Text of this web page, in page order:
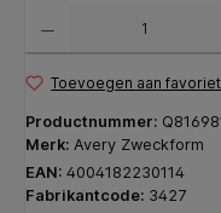
Toevoegen aan
Productnummer:
Merk: Avery Zweckform
EAN: 4004182230114
Fabrikantcode: 3427